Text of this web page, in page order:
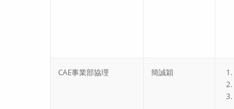
CAE事業部協理 簡誠穎